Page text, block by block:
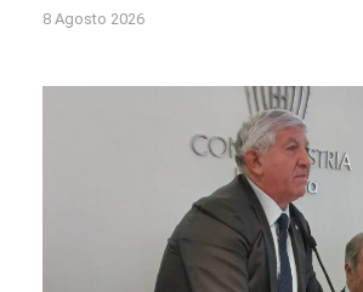
8 Agosto 2026